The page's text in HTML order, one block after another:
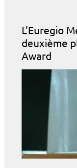
L'Euregio
deuxième
Award